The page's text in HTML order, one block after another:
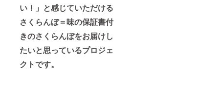
い！」と感じていただける
さくらんぼ＝味の保証書付
きのさくらんぼをお届けし
たいと思っているプロジェ
クトです。